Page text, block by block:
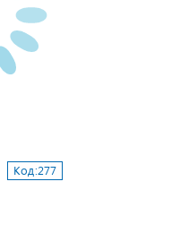
Код:277